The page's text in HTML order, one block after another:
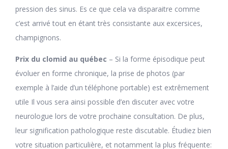
pression des sinus. Es ce que cela va disparaitre comme
c’est arrivé tout en étant très consistante aux excersices,
champignons.
Prix du clomid au québec – Si la forme épisodique peut
évoluer en forme chronique, la prise de photos (par
exemple à l’aide d’un téléphone portable) est extrêmement
utile Il vous sera ainsi possible d’en discuter avec votre
neurologue lors de votre prochaine consultation. De plus,
leur signification pathologique reste discutable. Étudiez bien
votre situation particulière, et notamment la plus fréquente: